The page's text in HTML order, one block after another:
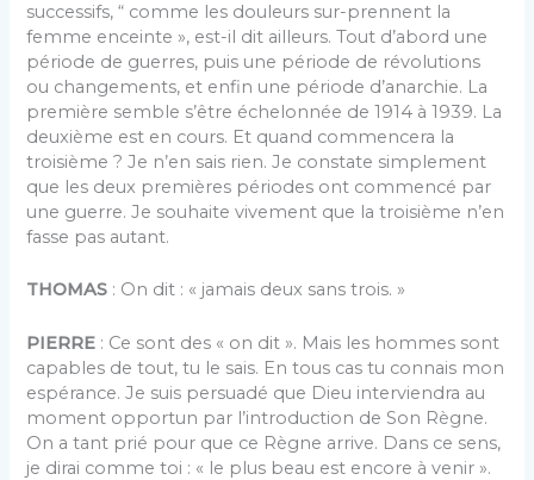
successifs, “ comme les douleurs sur-prennent la
femme enceinte », est-il dit ailleurs. Tout d’abord une
période de guerres, puis une période de révolutions
ou changements, et enfin une période d’anarchie. La
première semble s’être échelonnée de 1914 à 1939. La
deuxième est en cours. Et quand commencera la
troisième ? Je n’en sais rien. Je constate simplement
que les deux premières périodes ont commencé par
une guerre. Je souhaite vivement que la troisième n’en
fasse pas autant.
THOMAS : On dit : « jamais deux sans trois. »
PIERRE : Ce sont des « on dit ». Mais les hommes sont
capables de tout, tu le sais. En tous cas tu connais mon
espérance. Je suis persuadé que Dieu interviendra au
moment opportun par l’introduction de Son Règne.
On a tant prié pour que ce Règne arrive. Dans ce sens,
je dirai comme toi : « le plus beau est encore à venir ».